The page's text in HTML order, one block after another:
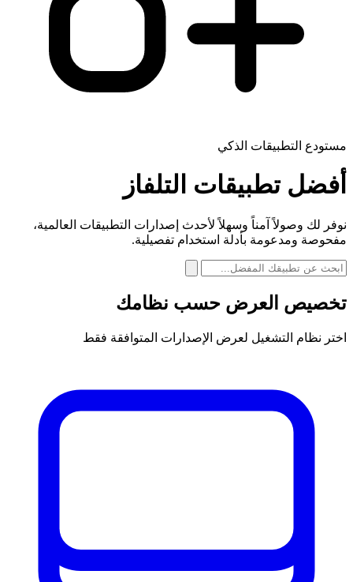
مستودع التطبيقات الذكي
أفضل تطبيقات التلفاز
نوفر لك وصولاً آمناً وسهلاً لأحدث إصدارات التطبيقات العالمية،
مفحوصة ومدعومة بأدلة استخدام تفصيلية.
تخصيص العرض حسب نظامك
اختر نظام التشغيل لعرض الإصدارات المتوافقة فقط